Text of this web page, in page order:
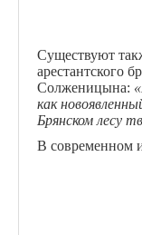
Существуют
арестантского
Солженицына:
как
Брянском лесу
В современном